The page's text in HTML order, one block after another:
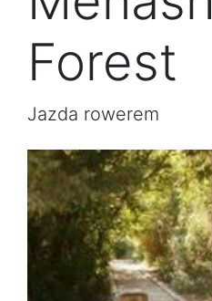
Forest
Jazda rowerem